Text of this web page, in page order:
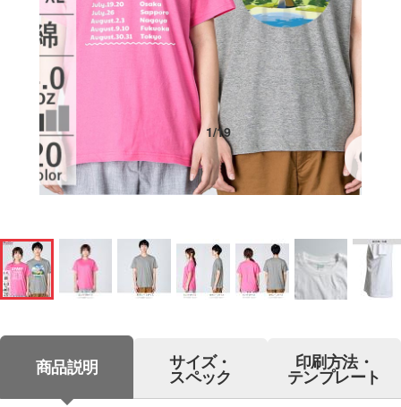
1/19
商品説明 サイズ・
スペック
印刷方法・
テンプレート